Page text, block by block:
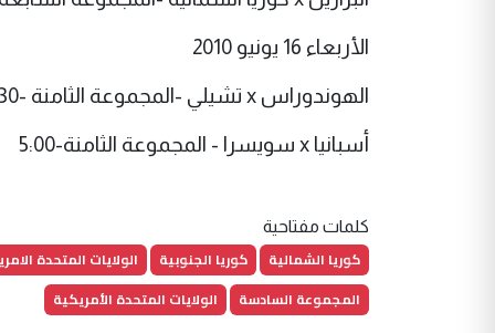
الأربعاء 16 يونيو 2010
الهوندوراس x تشيلي -المجموعة الثامنة -2:30
أسبانيا x سويسرا - المجموعة الثامنة-5:00
كلمات مفتاحية
كوريا الشمالية كوريا الجنوبية الولايات المتحدة
المجموعة السادسة
الولايات المتحدة الأمريكية